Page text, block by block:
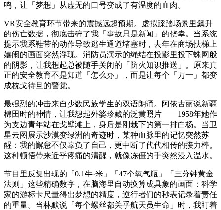
鸣，让「梦想」从虚无的口号变成了有温度的血肉。
VR安全教育环节带来的震撼远超预期。虚拟踩踏场景里飙升
的伤亡数据，彻底击碎了我「事故只是新闻」的侥幸。当系统
提示我系鞋带的动作导致逃生通道堵塞时，去年在商场扶梯上
嬉闹的画面突然浮现。消防员演示的绳结在投影里投下蛛网般
的阴影，让我想起总被随手关闭的「防火知识推送」。原来真
正的安全教育不是知道「怎么办」，而是让每个「万一」都变
成枕戈待旦的警觉。
最强烈的冲击来自少数民族学生的双语朗诵。阿依古丽说新疆
棉田时的神情，让我想起外婆珍藏的泛黄照片——1958年她作
为支边青年站在戈壁滩上，身后是刚栽下的第一排白杨。当卫
星云图展示沙漠变绿洲的奇迹时，某种血脉里的记忆突然苏
醒：我的懈怠不仅辜负了自己，更中断了代代相传的接力棒。
这种顿悟带来近乎疼痛的清醒，就像冻僵的手突然浸入温水。
节目里反复出现的「0.1牛·米」「47个氧气瓶」「三分钟黄金
法则」这些精确数字，在脑海里自动换算成具象的画面：科学
家的游标卡尺量得出梦想的精度，逆行者们的秒表记录着责任
的重量。当林默说「每个螺丝都关乎航天员生命」时，我盯着